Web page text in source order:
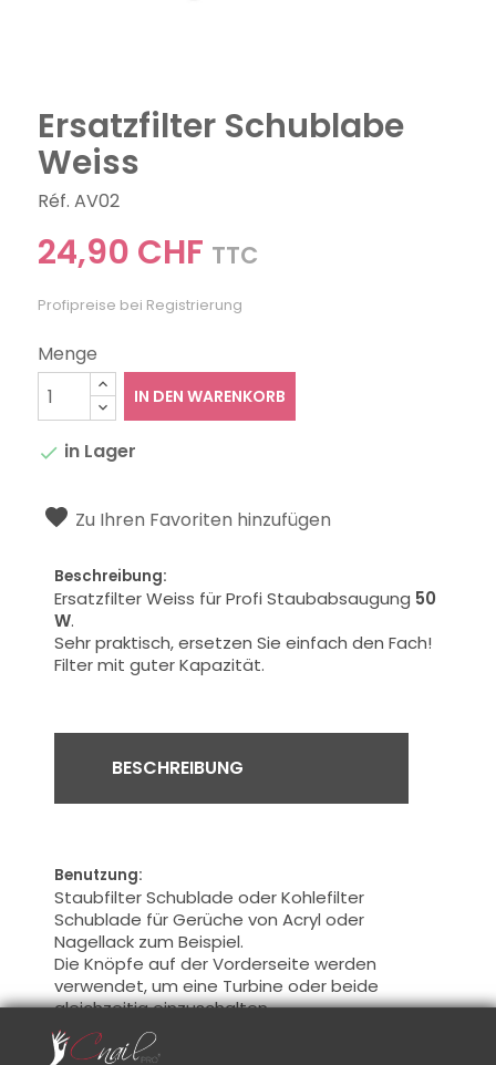
Ersatzfilter Schublabe
Weiss
Réf. AV02
24,90 CHF TTC
Profipreise bei Registrierung
Menge
IN DEN WARENKORB
 in Lager
Zu Ihren Favoriten hinzufügen
Beschreibung:
Ersatzfilter Weiss für Profi Staubabsaugung 50
W.
Sehr praktisch,ersetzen Sie einfach den Fach!
Filter mit guter Kapazität.
BESCHREIBUNG
Benutzung:
Staubfilter Schublade oder Kohlefilter
Schublade für Gerüche von Acryl oder
Nagellack zum Beispiel.
Die Knöpfe auf der Vorderseite werden
verwendet, um eine Turbine oder beide
gleichzeitig einzuschalten.
Geprüft und
Pflegeleicht, nur